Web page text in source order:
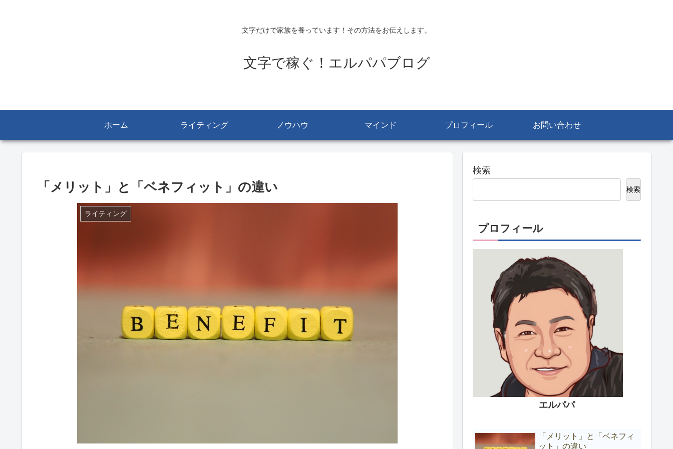
文字だけで家族を養っています！その方法をお伝えします。
文字で稼ぐ！エルパパブログ
ホーム ライティング ノウハウ マインド プロフィール お問い合わせ
「メリット」と「ベネフィット」の違い
ライティング
検索
検索
プロフィール
エルパパ
「メリット」と「ベネフィ
ット」の違い